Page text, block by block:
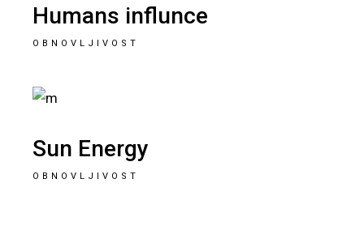
Humans influnce
OBNOVLJIVOST
Sun Energy
OBNOVLJIVOST